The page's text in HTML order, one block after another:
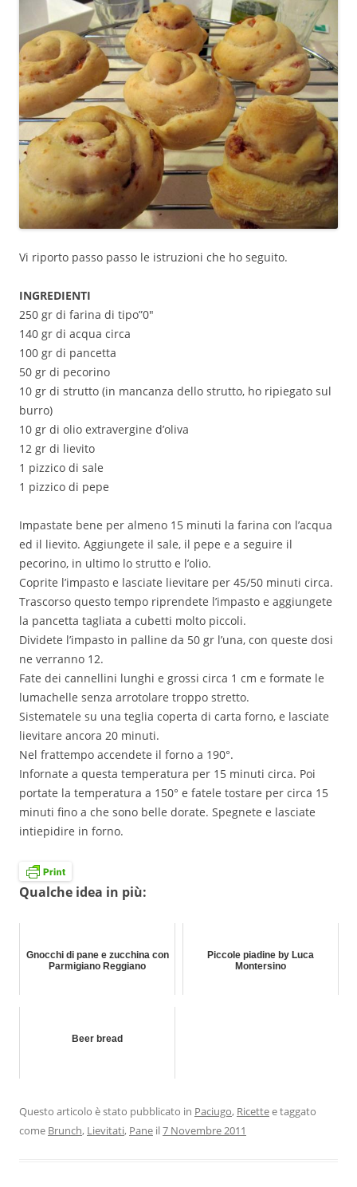
Vi riporto passo passo le istruzioni che ho seguito.
INGREDIENTI
250 gr di farina di tipo”0″
140 gr di acqua circa
100 gr di pancetta
50 gr di pecorino
10 gr di strutto (in mancanza dello strutto, ho ripiegato sul
burro)
10 gr di olio extravergine d’oliva
12 gr di lievito
1 pizzico di sale
1 pizzico di pepe
Impastate bene per almeno 15 minuti la farina con l’acqua
ed il lievito. Aggiungete il sale, il pepe e a seguire il
pecorino, in ultimo lo strutto e l’olio.
Coprite l’impasto e lasciate lievitare per 45/50 minuti circa.
Trascorso questo tempo riprendete l’impasto e aggiungete
la pancetta tagliata a cubetti molto piccoli.
Dividete l’impasto in palline da 50 gr l’una, con queste dosi
ne verranno 12.
Fate dei cannellini lunghi e grossi circa 1 cm e formate le
lumachelle senza arrotolare troppo stretto.
Sistematele su una teglia coperta di carta forno, e lasciate
lievitare ancora 20 minuti.
Nel frattempo accendete il forno a 190°.
Infornate a questa temperatura per 15 minuti circa. Poi
portate la temperatura a 150° e fatele tostare per circa 15
minuti fino a che sono belle dorate. Spegnete e lasciate
intiepidire in forno.
Qualche idea in più:
Gnocchi di pane e zucchina con
Parmigiano Reggiano
Piccole piadine by Luca
Montersino
Beer bread
Questo articolo è stato pubblicato in Paciugo, Ricettee taggato
come Brunch, Lievitati, Pane il7 Novembre 2011